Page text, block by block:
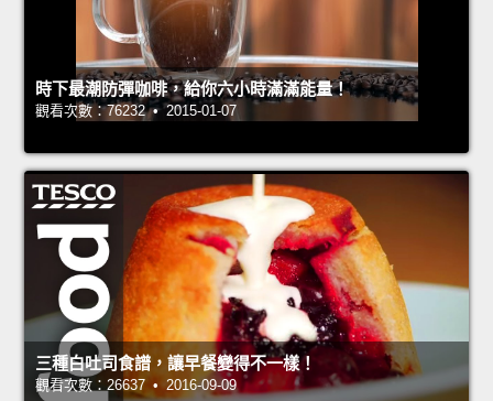
時下最潮防彈咖啡，給你六小時滿滿能量！
觀看次數：76232 • 2015-01-07
三種白吐司食譜，讓早餐變得不一樣！
觀看次數：26637 • 2016-09-09